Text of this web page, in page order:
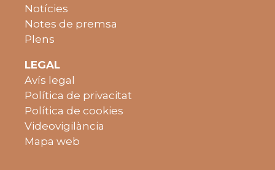
Notícies
Notes de premsa
Plens
LEGAL
Avís legal
Política de privacitat
Política de cookies
Videovigilància
Mapa web